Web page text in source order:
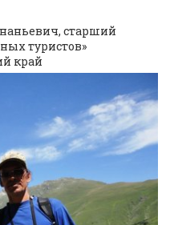
старший
туристов»
край